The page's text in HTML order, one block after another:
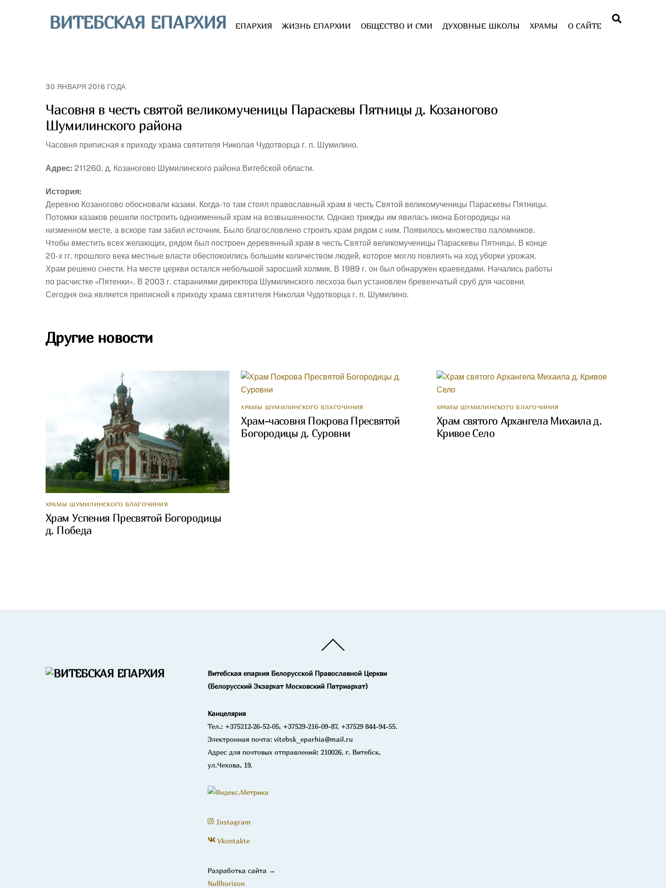
ВИТЕБСКАЯ ЕПАРХИЯ ЕПАРХИЯ ЖИЗНЬ ЕПАРХИИ ОБЩЕСТВО И СМИ ДУХОВНЫЕ ШКОЛЫ ХРАМЫ О САЙТЕ
30 ЯНВАРЯ 2016 ГОДА
Часовня в честь святой великомученицы Параскевы Пятницы д. Козаногово
Шумилинского района
Часовня приписная к приходу храма святителя Николая Чудотворца г. п. Шумилино.
Адрес: 211260, д. Козаногово Шумилинского района Витебской области.
История:
Деревню Козаногово обосновали казаки. Когда-то там стоял православный храм в честь Святой великомученицы Параскевы Пятницы.
Потомки казаков решили построить одноименный храм на возвышенности. Однако трижды им явилась икона Богородицы на
низменном месте, а вскоре там забил источник. Было благословлено строить храм рядом с ним. Появилось множество паломников.
Чтобы вместить всех желающих, рядом был построен деревянный храм в честь Святой великомученицы Параскевы Пятницы. В конце
20-х гг. прошлого века местные власти обеспокоились большим количеством людей, которое могло повлиять на ход уборки урожая.
Храм решено снести. На месте церкви остался небольшой заросший холмик. В 1989 г. он был обнаружен краеведами. Начались работы
по расчистке «Пятенки». В 2003 г. стараниями директора Шумилинского лесхоза был установлен бревенчатый сруб для часовни.
Сегодня она является приписной к приходу храма святителя Николая Чудотворца г. п. Шумилино.
Другие новости
ХРАМЫ ШУМИЛИНСКОГО БЛАГОЧИНИЯ
Храм Успения Пресвятой Богородицы
д. Победа
ХРАМЫ ШУМИЛИНСКОГО БЛАГОЧИНИЯ
Храм-часовня Покрова Пресвятой
Богородицы д. Суровни
ХРАМЫ ШУМИЛИНСКОГО БЛАГОЧИНИЯ
Храм святого Архангела Михаила д.
Кривое Село
To
Витебская епархия Белорусской Православной Церкви
(Белорусский Экзархат Московский Патриархат)
Канцелярия
Тел.: +375212-26-52-05, +37529-216-09-87, +37529 844-94-55.
Электронная почта: vitebsk_eparhia@mail.ru
Адрес для почтовых отправлений: 210026, г. Витебск,
ул.Чехова, 19.
Instagram
Vkontakte
Разработка сайта →
Nullhorizon